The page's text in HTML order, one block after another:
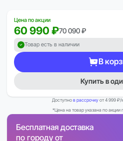
Цена по акции
60 990 ₽70 090 ₽
Товар есть в наличии
В
Купить в
Доступнов рассрочкуот 4 999 ₽/
*Цена на товар указана по акции
Бесплатная доставка
по городу от